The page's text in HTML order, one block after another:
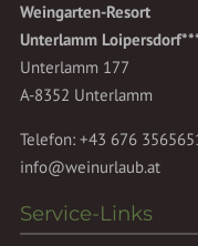
Weingarten-Resort
Unterlamm
Unterlamm 177
A-8352 Unterlamm
Telefon:+43 676
info@weinurlaub.at
Service-Links